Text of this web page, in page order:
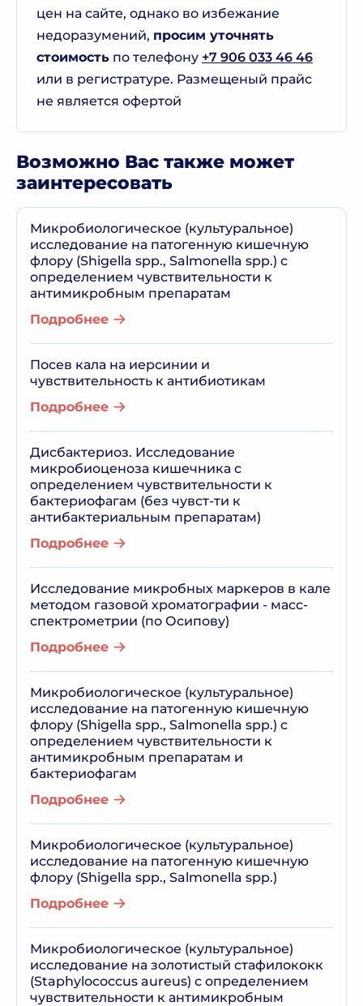
цен на сайте, однако во избежание
недоразумений, просим уточнять
стоимость по телефону +7 906 033 46 46
или в регистратуре. Размещеный прайс
не является офертой
Возможно Вас также может
заинтересовать
Микробиологическое (культуральное)
исследование на патогенную кишечную
флору (Shigella spp., Salmonella spp.) с
определением чувствительности к
антимикробным препаратам
Подробнее
Посев кала на иерсинии и
чувствительность к антибиотикам
Подробнее
Дисбактериоз. Исследование
микробиоценоза кишечника с
определением чувствительности к
бактериофагам (без чувст-ти к
антибактериальным препаратам)
Подробнее
Исследование микробных маркеров в кале
методом газовой хроматографии - масс-
спектрометрии (по Осипову)
Подробнее
Микробиологическое (культуральное)
исследование на патогенную кишечную
флору (Shigella spp., Salmonella spp.) с
определением чувствительности к
антимикробным препаратам и
бактериофагам
Подробнее
Микробиологическое (культуральное)
исследование на патогенную кишечную
флору (Shigella spp., Salmonella spp.)
Подробнее
Микробиологическое (культуральное)
исследование на золотистый стафилококк
(Staphylococcus aureus) с определением
чувствительности к антимикробным